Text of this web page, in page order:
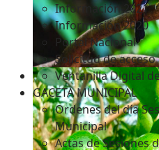
Información 2021
Información 2020
Portal Nacional
Solicitud de
Ventanilla Digital
GACETA MUNICIPAL
Ordenes del día
Municipal
Actas de Sesiones